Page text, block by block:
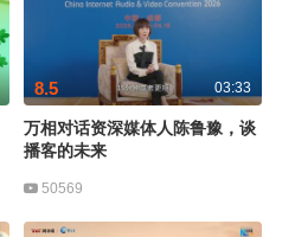
03:33
8.5
万相对话资深媒体人陈鲁豫，谈
播客的未来
50569